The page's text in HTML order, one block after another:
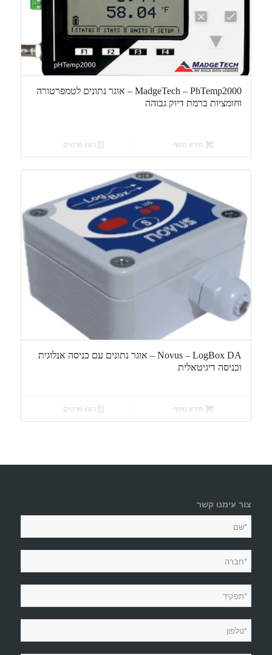
MadgeTech – PhTemp2000 – אוגר נתונים לטמפרטורה
וחומציות ברמת דיוק גבוהה
מידע נוסף הצג פרטים
Novus – LogBox DA – אוגר נתונים עם כניסה אנלוגית
וכניסה דיגיטאלית
מידע נוסף הצג פרטים
צור עימנו קשר